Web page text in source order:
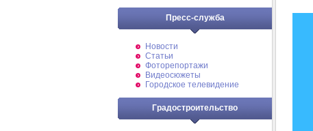
Пресс-служба
Новости
Статьи
Фоторепортажи
Видеосюжеты
Городское телевидение
Градостроительство